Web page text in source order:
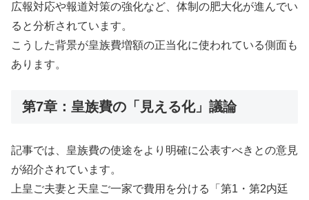
広報対応や報道対策の強化など、体制の肥大化が進んでい
ると分析されています。
こうした背景が皇族費増額の正当化に使われている側面も
あります。
第7章：皇族費の「見える化」議論
記事では、皇族費の使途をより明確に公表すべきとの意見
が紹介されています。
上皇ご夫妻と天皇ご一家で費用を分ける「第1・第2内廷